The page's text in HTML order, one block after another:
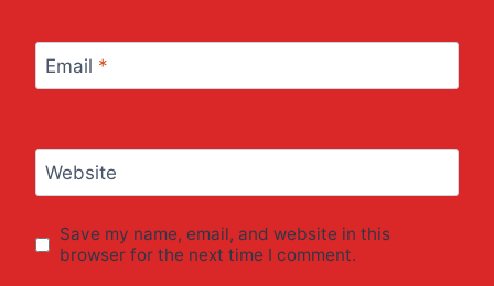
Email *
Website
Save my name, email, and website in this
browser for the next time I comment.